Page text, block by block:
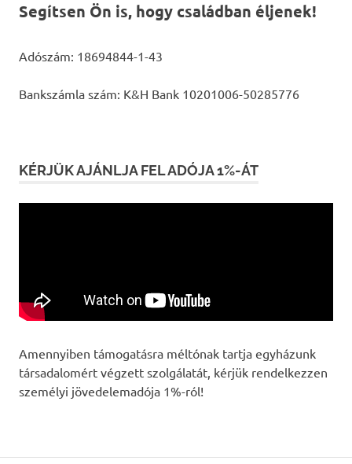
Segítsen Ön is, hogy családban éljenek!
Adószám: 18694844-1-43
Bankszámla szám: K&H Bank 10201006-50285776
KÉRJÜK AJÁNLJA FEL ADÓJA 1%-ÁT
Amennyiben támogatásra méltónak tartja egyházunk
társadalomért végzett szolgálatát, kérjük rendelkezzen
személyi jövedelemadója 1%-ról!